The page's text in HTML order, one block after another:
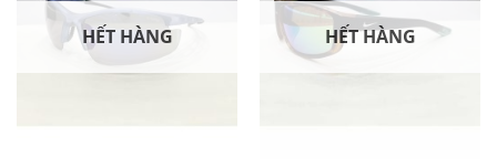
HẾT HÀNG HẾT HÀNG